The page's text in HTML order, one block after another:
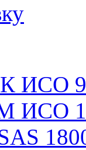
ИСО
ИСО